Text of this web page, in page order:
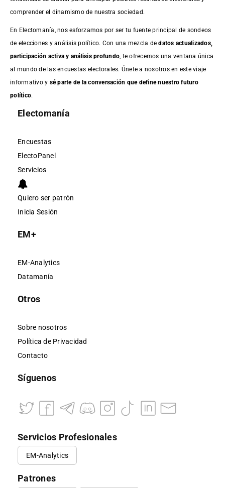
comprender el dinamismo de nuestra sociedad.
En Electomanía, nos esforzamos por ser tu fuente principal de sondeos
de elecciones y análisis político. Con una mezcla dedatos actualizados,
participación activa y análisis profundo , te ofrecemos una ventana única
al mundo de las encuestas electorales. Únete a nosotros en este viaje
informativo y sé parte de la conversación que define nuestro futuro
político.
Electomanía
Encuestas
ElectoPanel
Servicios
Quiero ser patrón
Inicia Sesión
EM+
EM-Analytics
Datamanía
Otros
Sobre nosotros
Política de Privacidad
Contacto
Síguenos
Servicios Profesionales
EM-Analytics
Patrones